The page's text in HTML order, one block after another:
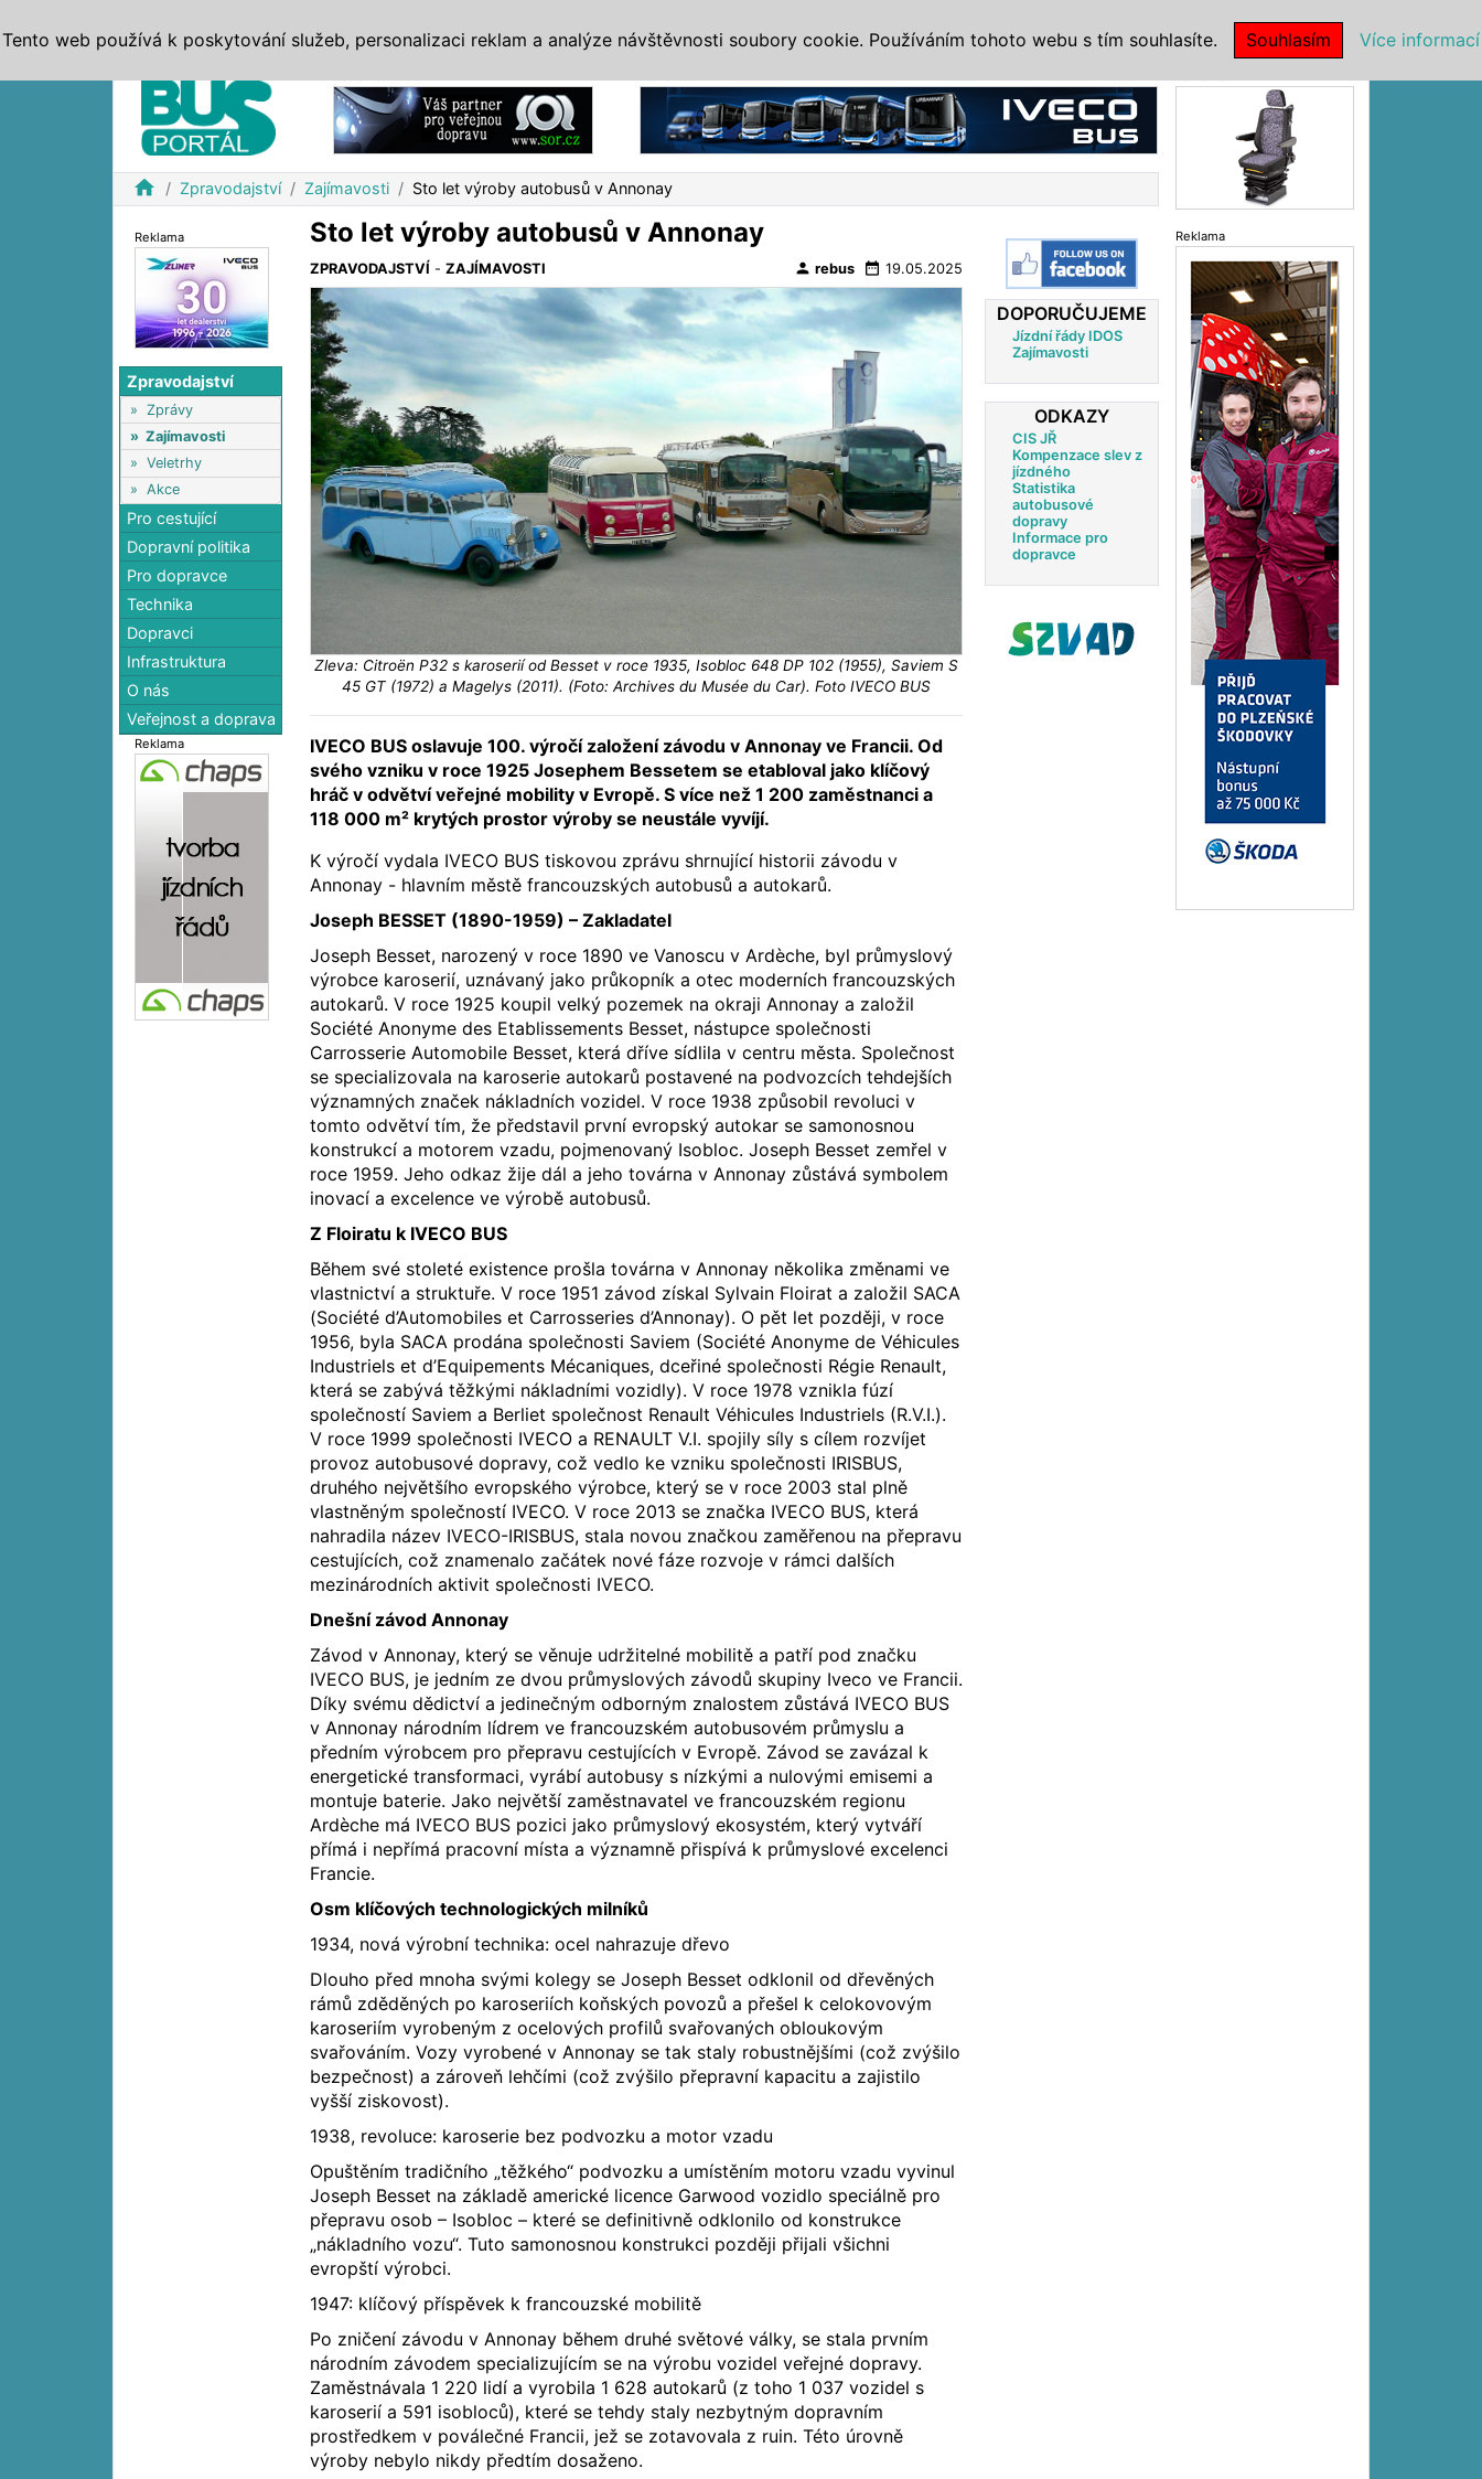
home Zpravodajství Zajímavosti Sto let výroby autobusů v Annonay
Reklama
Zpravodajství
» Zprávy
» Zajímavosti
» Veletrhy
» Akce
Pro cestující
Dopravní politika
Pro dopravce
Technika
Dopravci
Infrastruktura
O nás
Veřejnost a doprava
Reklama
Sto let výroby autobusů v Annonay
ZPRAVODAJSTVÍ -ZAJÍMAVOSTI person rebus date_range 19.05.2025
Zleva: Citroën P32 s karoserií od Besset v roce 1935, Isobloc 648 DP 102 (1955), Saviem S
45 GT (1972) a Magelys (2011). (Foto: Archives du Musée du Car). Foto IVECO BUS
IVECO BUS oslavuje 100. výročí založení závodu v Annonay ve Francii. Od
svého vzniku v roce 1925 Josephem Bessetem se etabloval jako klíčový
hráč v odvětví veřejné mobility v Evropě. S více než 1 200 zaměstnanci a
118 000 m² krytých prostor výroby se neustále vyvíjí.
K výročí vydala IVECO BUS tiskovou zprávu shrnující historii závodu v
Annonay - hlavním městě francouzských autobusů a autokarů.
Joseph BESSET (1890-1959) – Zakladatel
Joseph Besset, narozený v roce 1890 ve Vanoscu v Ardèche, byl průmyslový
výrobce karoserií, uznávaný jako průkopník a otec moderních francouzských
autokarů. V roce 1925 koupil velký pozemek na okraji Annonay a založil
Société Anonyme des Etablissements Besset, nástupce společnosti
Carrosserie Automobile Besset, která dříve sídlila v centru města. Společnost
se specializovala na karoserie autokarů postavené na podvozcích tehdejších
významných značek nákladních vozidel. V roce 1938 způsobil revoluci v
tomto odvětví tím, že představil první evropský autokar se samonosnou
konstrukcí a motorem vzadu, pojmenovaný Isobloc. Joseph Besset zemřel v
roce 1959. Jeho odkaz žije dál a jeho továrna v Annonay zůstává symbolem
inovací a excelence ve výrobě autobusů.
Z Floiratu k IVECO BUS
Během své stoleté existence prošla továrna v Annonay několika změnami ve
vlastnictví a struktuře. V roce 1951 závod získal Sylvain Floirat a založil SACA
(Société d’Automobiles et Carrosseries d’Annonay). O pět let později, v roce
1956, byla SACA prodána společnosti Saviem (Société Anonyme de Véhicules
Industriels et d’Equipements Mécaniques, dceřiné společnosti Régie Renault,
která se zabývá těžkými nákladními vozidly). V roce 1978 vznikla fúzí
společností Saviem a Berliet společnost Renault Véhicules Industriels (R.V.I.).
V roce 1999 společnosti IVECO a RENAULT V.I. spojily síly s cílem rozvíjet
provoz autobusové dopravy, což vedlo ke vzniku společnosti IRISBUS,
druhého největšího evropského výrobce, který se v roce 2003 stal plně
vlastněným společností IVECO. V roce 2013 se značka IVECO BUS, která
nahradila název IVECO-IRISBUS, stala novou značkou zaměřenou na přepravu
cestujících, což znamenalo začátek nové fáze rozvoje v rámci dalších
mezinárodních aktivit společnosti IVECO.
Dnešní závod Annonay
Závod v Annonay, který se věnuje udržitelné mobilitě a patří pod značku
IVECO BUS, je jedním ze dvou průmyslových závodů skupiny Iveco ve Francii.
Díky svému dědictví a jedinečným odborným znalostem zůstává IVECO BUS
v Annonay národním lídrem ve francouzském autobusovém průmyslu a
předním výrobcem pro přepravu cestujících v Evropě. Závod se zavázal k
energetické transformaci, vyrábí autobusy s nízkými a nulovými emisemi a
montuje baterie. Jako největší zaměstnavatel ve francouzském regionu
Ardèche má IVECO BUS pozici jako průmyslový ekosystém, který vytváří
přímá i nepřímá pracovní místa a významně přispívá k průmyslové excelenci
Francie.
Osm klíčových technologických milníků
1934, nová výrobní technika: ocel nahrazuje dřevo
Dlouho před mnoha svými kolegy se Joseph Besset odklonil od dřevěných
rámů zděděných po karoseriích koňských povozů a přešel k celokovovým
karoseriím vyrobeným z ocelových profilů svařovaných obloukovým
svařováním. Vozy vyrobené v Annonay se tak staly robustnějšími (což zvýšilo
bezpečnost) a zároveň lehčími (což zvýšilo přepravní kapacitu a zajistilo
vyšší ziskovost).
1938, revoluce: karoserie bez podvozku a motor vzadu
Opuštěním tradičního „těžkého“ podvozku a umístěním motoru vzadu vyvinul
Joseph Besset na základě americké licence Garwood vozidlo speciálně pro
přepravu osob – Isobloc – které se definitivně odklonilo od konstrukce
„nákladního vozu“. Tuto samonosnou konstrukci později přijali všichni
evropští výrobci.
1947: klíčový příspěvek k francouzské mobilitě
Po zničení závodu v Annonay během druhé světové války, se stala prvním
národním závodem specializujícím se na výrobu vozidel veřejné dopravy.
Zaměstnávala 1 220 lidí a vyrobila 1 628 autokarů (z toho 1 037 vozidel s
karoserií a 591 isobloců), které se tehdy staly nezbytným dopravním
prostředkem v poválečné Francii, jež se zotavovala z ruin. Této úrovně
výroby nebylo nikdy předtím dosaženo.
DOPORUČUJEME
Jízdní řády IDOS
Zajímavosti
ODKAZY
CIS JŘ
Kompenzace slev z
jízdného
Statistika
autobusové
dopravy
Informace pro
dopravce
Reklama
Tento web používá k poskytování služeb, personalizaci reklam a analýze návštěvnosti soubory cookie. Používáním tohoto webu s tím souhlasíte. Souhlasím Více informací